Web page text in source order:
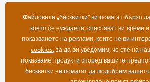
Файловете „бисквитки“ ви помагат бързо
което се нуждаете, спестяват ви време
показването на реклами, които не ви
cookies, за да ви уведомим, че сте на
показваме продукти според вашите
бисквитки ни помагат да подобрим